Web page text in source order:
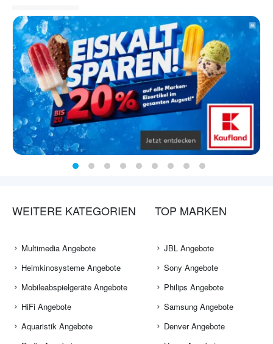
WEITERE KATEGORIEN
Multimedia Angebote
Heimkinosysteme Angebote
Mobileabspielgeräte Angebote
HiFi Angebote
Aquaristik Angebote
TOP MARKEN
JBL Angebote
Sony Angebote
Philips Angebote
Samsung Angebote
Denver Angebote